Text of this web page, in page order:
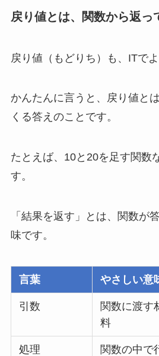
戻り値とは、関数から返っ
戻り値（もどりち）も、ITで
かんたんに言うと、戻り値と
くる答えのことです。
たとえば、10と20を足す関数
す。
「結果を返す」とは、関数が
味です。
言葉 やさしい意
引数
関数に渡す
料
処理
関数の中で